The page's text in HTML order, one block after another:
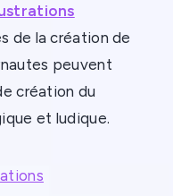
de la création de
peuvent
création du
et ludique.